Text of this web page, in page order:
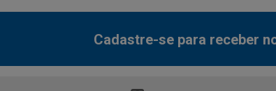
Cadastre-se para receber